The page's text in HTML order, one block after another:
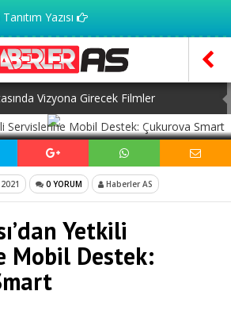
Yazısı
Vizyona Girecek Filmler
Tek Rumeli Tv’de Marka Atölyesi
Oldu
Hizmetlerini Dönüştürüyor
İçin Neden Türkiye’ye Geliyor?
Vermek mi? Aynı Şey Sanıyoruz Ama
MEDYADA PAYLAŞ
0 YORUM Haberler AS
Yetkili
Mobil Destek: